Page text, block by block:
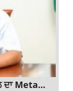
ਦਾ Meta...